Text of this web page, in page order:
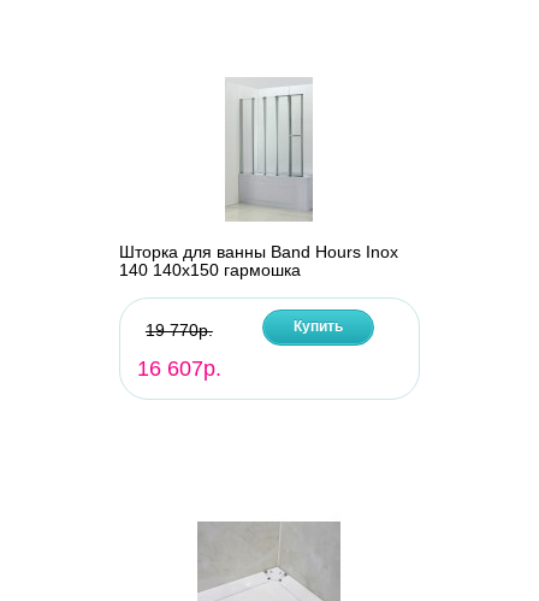
Шторка для ванны Band Hours Inox
140 140х150 гармошка
19 770р.
16 607р.
Купить